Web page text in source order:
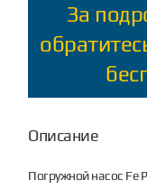
За
Описание
Погружной насос Fe